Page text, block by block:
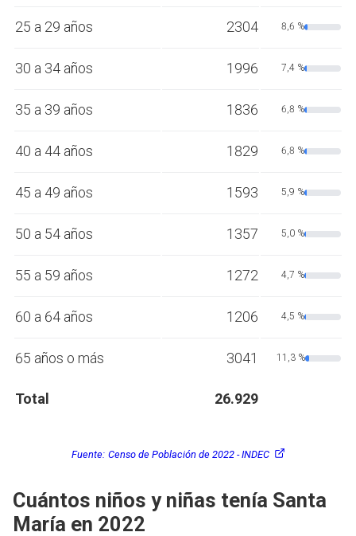
25 a 29 años 2304 8,6 %
30 a 34 años 1996 7,4 %
35 a 39 años 1836 6,8 %
40 a 44 años 1829 6,8 %
45 a 49 años 1593 5,9 %
50 a 54 años 1357 5,0 %
55 a 59 años 1272 4,7 %
60 a 64 años 1206 4,5 %
65 años o más 3041 11,3 %
Total 26.929
Fuente: Censo de Población de 2022 - INDEC
Cuántos niños y niñas tenía Santa
María en 2022